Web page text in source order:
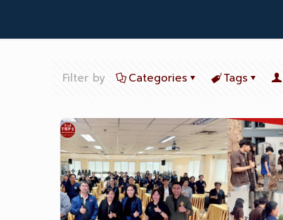
Filter by Categories Tags